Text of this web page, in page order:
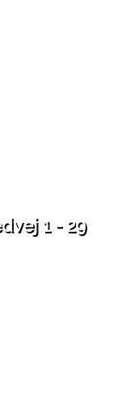
1 - 29